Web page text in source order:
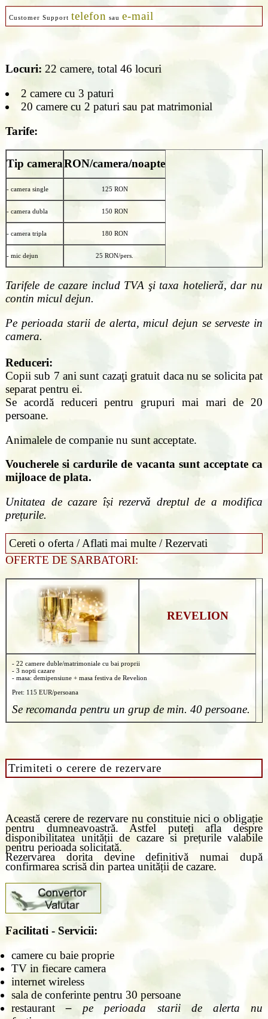
Customer Support telefon sau e-mail
Locuri: 22 camere, total 46 locuri
2 camere cu 3 paturi
20 camere cu 2 paturi sau pat matrimonial
Tarife:
Tip cameraRON/camera/noapte
- camera single 125 RON
- camera dubla 150 RON
- camera tripla 180 RON
- mic dejun 25 RON/pers.
Tarifele de cazare includ TVA şi taxa hotelieră, dar nu
contin micul dejun.
Pe perioada starii de alerta, micul dejun se serveste in
camera.
Reduceri:
Copii sub 7 ani sunt cazaţi gratuit daca nu se solicita pat
separat pentru ei.
Se acordă reduceri pentru grupuri mai mari de 20
persoane.
Animalele de companie nu sunt acceptate.
Voucherele si cardurile de vacanta sunt acceptate ca
mijloace de plata.
Unitatea de cazare își rezervă dreptul de a modifica
prețurile.
Cereti o oferta / Aflati mai multe / Rezervati
OFERTE DE SARBATORI:
REVELION
- 22 camere duble/matrimoniale cu bai proprii
- 3 nopti cazare
- masa: demipensiune + masa festiva de Revelion
Pret: 115 EUR/persoana
Se recomanda pentru un grup de min. 40 persoane.
Trimiteti o cerere de rezervare
Această cerere de rezervare nu constituie nici o obligație
pentru dumneavoastră. Astfel puteți afla despre
disponibilitatea unității de cazare si prețurile valabile
pentru perioada solicitată.
Rezervarea dorita devine definitivă numai după
confirmarea scrisă din partea unității de cazare.
Facilitati - Servicii:
camere cu baie proprie
TV in fiecare camera
internet wireless
sala de conferinte pentru 30 persoane
restaurant– pe perioada starii de alerta nu